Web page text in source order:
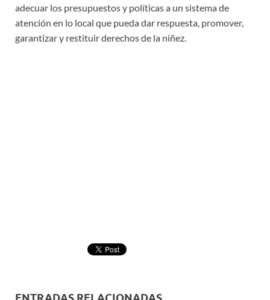
adecuar los presupuestos y políticas a un sistema de
atención en lo local que pueda dar respuesta, promover,
garantizar y restituir derechos de la niñez.